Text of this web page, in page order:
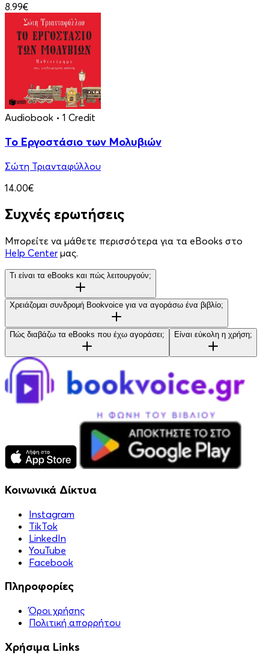
8.99€
Audiobook • 1 Credit
Το Εργοστάσιο των Μολυβιών
Σώτη Τριανταφύλλου
14.00€
Συχνές ερωτήσεις
Μπορείτε να μάθετε περισσότερα για τα eBooks στο
Help Center μας.
Τι είναι τα eBooks και πώς λειτουργούν;
Χρειάζομαι συνδρομή Bookvoice για να αγοράσω ένα βιβλίο;
Πώς διαβάζω τα eBooks που έχω αγοράσει; Είναι εύκολη η χρήση;
Κοινωνικά Δίκτυα
Instagram
TikTok
LinkedIn
YouTube
Facebook
Πληροφορίες
Όροι χρήσης
Πολιτική απορρήτου
Χρήσιμα Links